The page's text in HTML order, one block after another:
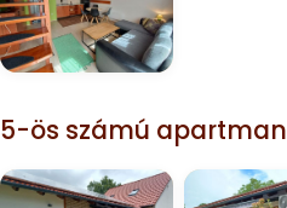
5-ös számú apartman